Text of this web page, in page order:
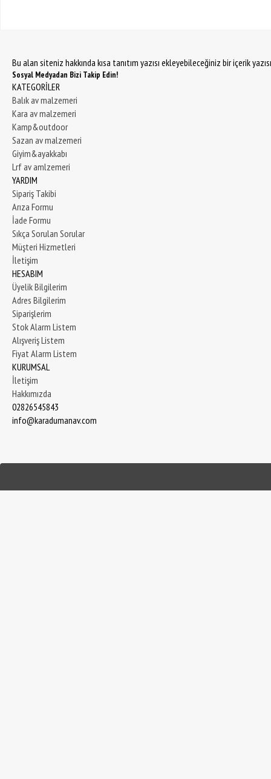
Bu alan siteniz hakkında kısa tanıtım yazısı ekleyebileceğiniz bir içerik
Sosyal Medyadan Bizi Takip Edin!
KATEGORİLER
Balık av malzemeri
Kara av malzemeri
Kamp&outdoor
Sazan av malzemeri
Giyim&ayakkabı
Lrf av amlzemeri
YARDIM
Sipariş Takibi
Arıza Formu
İade Formu
Sıkça Sorulan Sorular
Müşteri Hizmetleri
İletişim
HESABIM
Üyelik Bilgilerim
Adres Bilgilerim
Siparişlerim
Stok Alarm Listem
Alışveriş Listem
Fiyat Alarm Listem
KURUMSAL
İletişim
Hakkımızda
02826545843
info@karadumanav.com